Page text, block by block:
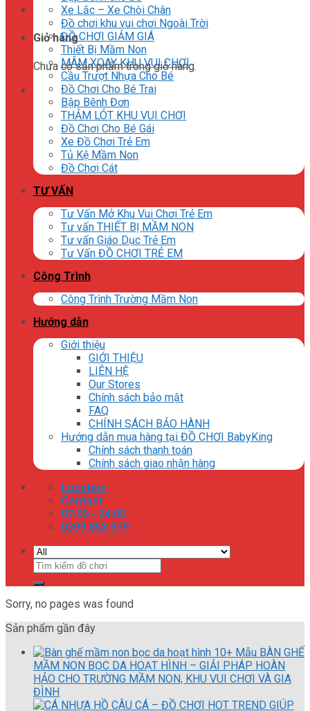
Giỏ hàng
Chưa có sản phẩm trong giỏ hàng.
Xe Lắc – Xe Chòi Chân
Đồ chơi khu vui chơi Ngoài Trời
ĐỒ CHƠI GIẢM GIÁ
Thiết Bị Mầm Non
MÂM XOAY KHU VUI CHƠI
Cầu Trượt Nhựa Cho Bé
Đồ Chơi Cho Bé Trai
Bập Bênh Đơn
THẢM LÓT KHU VUI CHƠI
Đồ Chơi Cho Bé Gái
Xe Đồ Chơi Trẻ Em
Tủ Kệ Mầm Non
Đồ Chơi Cát
TƯ VẤN
Tư Vấn Mở Khu Vui Chơi Trẻ Em
Tư vấn THIẾT BỊ MẦM NON
Tư vấn Giáo Dục Trẻ Em
Tư Vấn ĐỒ CHƠI TRẺ EM
Công Trình
Công Trình Trường Mầm Non
Hướng dẫn
Giới thiệu
GIỚI THIỆU
LIÊN HỆ
Our Stores
Chính sách bảo mật
FAQ
CHÍNH SÁCH BẢO HÀNH
Hướng dẫn mua hàng tại ĐỒ CHƠI BabyKing
Chính sách thanh toán
Chính sách giao nhận hàng
Location
Contact
07:00 - 24:00
0399 858 979
Tìm
kiếm:
Sorry, no pages was found
Sản phẩm gần đây
10+ Mẫu BÀN GHẾ
MẦM NON BỌC DA HOẠT HÌNH – GIẢI PHÁP HOÀN
HẢO CHO TRƯỜNG MẦM NON, KHU VUI CHƠI VÀ GIA
ĐÌNH